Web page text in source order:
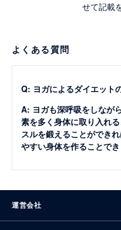
せて記載
よくある質問
Q: ヨガによるダイエット
A: ヨガも深呼吸をしなが
素を多く身体に取り入れ
スルを鍛えることができ
やすい身体を作ることでき
運営会社